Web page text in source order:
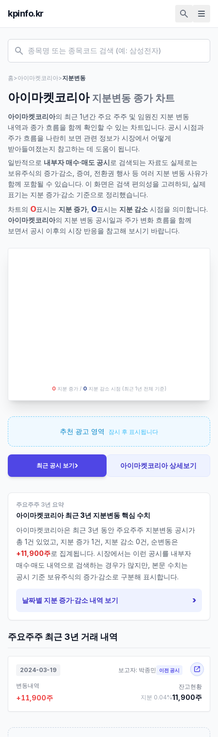
kpinfo.kr
홈>아이마켓코리아>지분변동
아이마켓코리아 지분변동 종가 차트
아이마켓코리아의 최근 1년간 주요 주주 및 임원진 지분 변동
내역과 종가 흐름을 함께 확인할 수 있는 차트입니다. 공시 시점과
주가 흐름을 나란히 보면 관련 정보가 시장에서 어떻게
받아들여졌는지 참고하는 데 도움이 됩니다.
일반적으로 내부자 매수·매도 공시로 검색되는 자료도 실제로는
보유주식의 증가·감소, 증여, 전환권 행사 등 여러 지분 변동 사유가
함께 포함될 수 있습니다. 이 화면은 검색 편의성을 고려하되, 실제
표기는 지분 증가·감소 기준으로 정리했습니다.
차트의 O표시는 지분 증가, O표시는 지분 감소 시점을 의미합니다.
아이마켓코리아의 지분 변동 공시일과 주가 변화 흐름을 함께
보면서 공시 이후의 시장 반응을 참고해 보시기 바랍니다.
O 지분 증가 / O 지분 감소 시점 (최근 1년 전체 기준)
추천 광고 영역 잠시 후 표시됩니다
최근 공시 보기› 아이마켓코리아상세보기
주요주주 3년 요약
아이마켓코리아최근 3년 지분변동 핵심 수치
아이마켓코리아은 최근 3년 동안 주요주주 지분변동 공시가
총 1건 있었고, 지분 증가 1건, 지분 감소 0건, 순변동은
+11,900주로 집계됩니다. 시장에서는 이런 공시를 내부자
매수·매도 내역으로 검색하는 경우가 많지만, 본문 수치는
공시 기준 보유주식의 증가·감소로 구분해 표시합니다.
날짜별 지분 증가·감소 내역 보기 ›
주요주주 최근 3년 거래 내역
2024-03-19 보고자: 박종민 이전 공시
변동내역
+11,900주
잔고현황
지분 0.04%11,900주